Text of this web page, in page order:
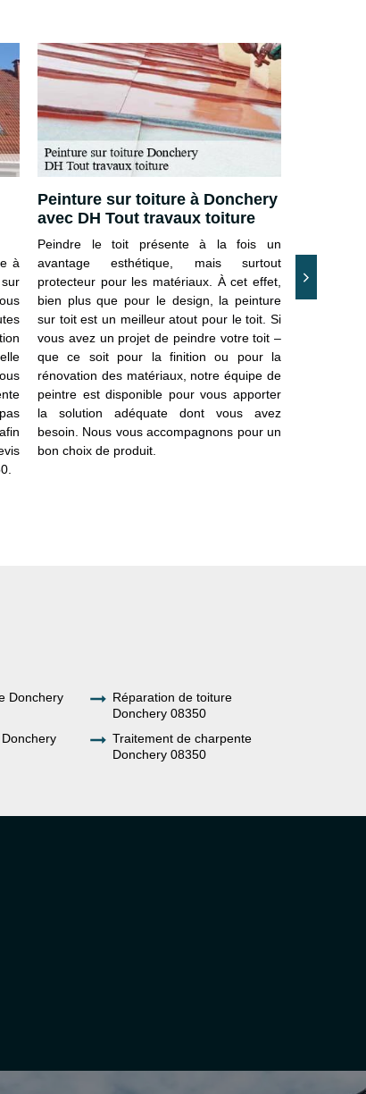
à
Peinture sur toiture à Donchery
avec DH Tout travaux toiture
Peindre le toit présente à la fois un
avantage esthétique, mais surtout
protecteur pour les matériaux. À cet effet,
bien plus que pour le design, la peinture
sur toit est un meilleur atout pour le toit. Si
vous avez un projet de peindre votre toit –
que ce soit pour la finition ou pour la
rénovation des matériaux, notre équipe de
peintre est disponible pour vous apporter
la solution adéquate dont vous avez
besoin. Nous vous accompagnons pour un
bon choix de produit.
peindre
cette
Donchery
Réparation de toiture
Donchery 08350
Traitement de charpente
Donchery 08350